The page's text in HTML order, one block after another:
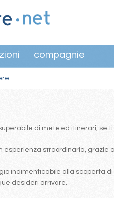
compagnie
di mete ed itinerari, se
esperienza straordinaria,
indimenticabile alla scoperta
desideri arrivare.